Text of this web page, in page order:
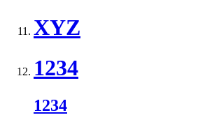
XYZ
1234
1234